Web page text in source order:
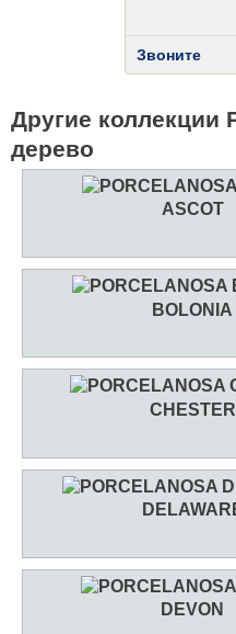
Звоните
Другие коллекции
дерево
ASCOT
BOLONIA
CHESTER
DEVON